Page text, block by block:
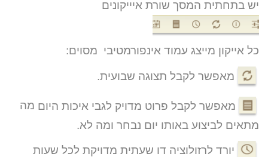
יש בתחתית המסך שורת איייקונים
כל אייקון מייצג עמוד אינפורמטיבי מסוים:
מאפשר לקבל תצוגה שבועית.
מאפשר לקבל פרוט מדויק לגבי איכות היום מה
מתאים לביצוע באותו יום נבחר ומה לא.
יורד לרזולוציה דו שעתית מדויקת לכל שעות